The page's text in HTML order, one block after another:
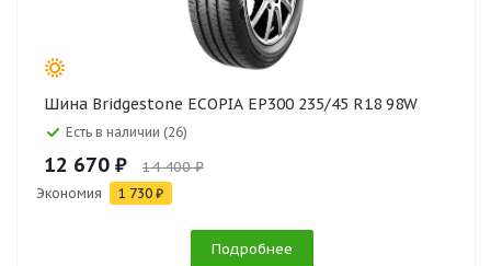
Шина Bridgestone ECOPIA EP300 235/45 R18 98W
Есть в наличии (26)
12 670 ₽ 14 400 ₽
Экономия 1 730 ₽
Подробнее